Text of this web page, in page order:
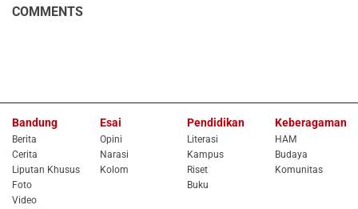
COMMENTS
Bandung
Berita
Cerita
Liputan Khusus
Foto
Video
Esai
Opini
Narasi
Kolom
Pendidikan
Literasi
Kampus
Riset
Buku
Keberagaman
HAM
Budaya
Komunitas